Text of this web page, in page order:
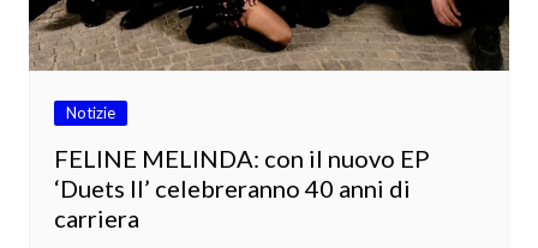
Notizie
FELINE MELINDA: con il nuovo EP
‘Duets II’ celebreranno 40 anni di
carriera